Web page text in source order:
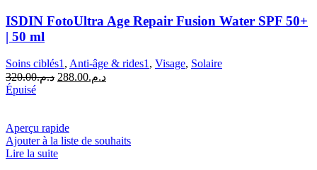
a
plusieurs
Les
options
peuvent
page
ISDIN FotoUltra Age Repair Fusion Water SPF 50+
| 50 ml
Soins ciblés1, Anti-âge & rides1, Visage, Solaire
د.م.320.00
Le
د.م.288.00
Le
Épuisé
Aperçu rapide
Ajouter à la liste de souhaits
Lire la suite